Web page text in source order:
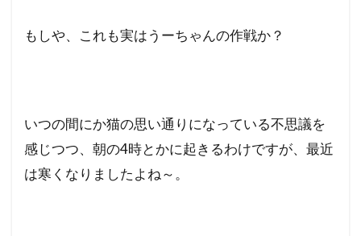
もしや、これも実はうーちゃんの作戦か？
いつの間にか猫の思い通りになっている不思議を
感じつつ、朝の4時とかに起きるわけですが、最近
は寒くなりましたよね～。